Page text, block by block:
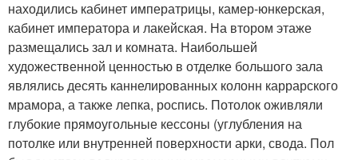
находились кабинет императрицы, камер-юнкерская,
кабинет императора и лакейская. На втором этаже
размещались зал и комната. Наибольшей
художественной ценностью в отделке большого зала
являлись десять каннелированных колонн каррарского
мрамора, а также лепка, роспись. Потолок оживляли
глубокие прямоугольные кессоны (углубления на
потолке или внутренней поверхности арки, свода. Пол